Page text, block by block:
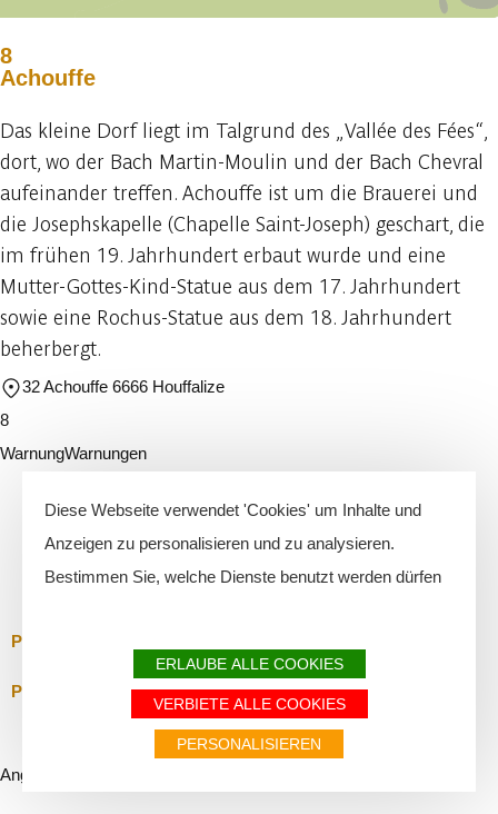
8
Achouffe
Das kleine Dorf liegt im Talgrund des „Vallée des Fées“,
dort, wo der Bach Martin-Moulin und der Bach Chevral
aufeinander treffen. Achouffe ist um die Brauerei und
die Josephskapelle (Chapelle Saint-Joseph) geschart, die
im frühen 19. Jahrhundert erbaut wurde und eine
Mutter-Gottes-Kind-Statue aus dem 17. Jahrhundert
sowie eine Rochus-Statue aus dem 18. Jahrhundert
beherbergt.
32 Achouffe 6666 Houffalize
8
WarnungWarnungen
Schließen
PDF automatisch generiert
Personalisiertes PDF des Autors
Angetrieben durch
Diese Webseite verwendet 'Cookies' um Inhalte und
Anzeigen zu personalisieren und zu analysieren.
Bestimmen Sie, welche Dienste benutzt werden dürfen
ERLAUBE ALLE COOKIES
VERBIETE ALLE COOKIES
PERSONALISIEREN